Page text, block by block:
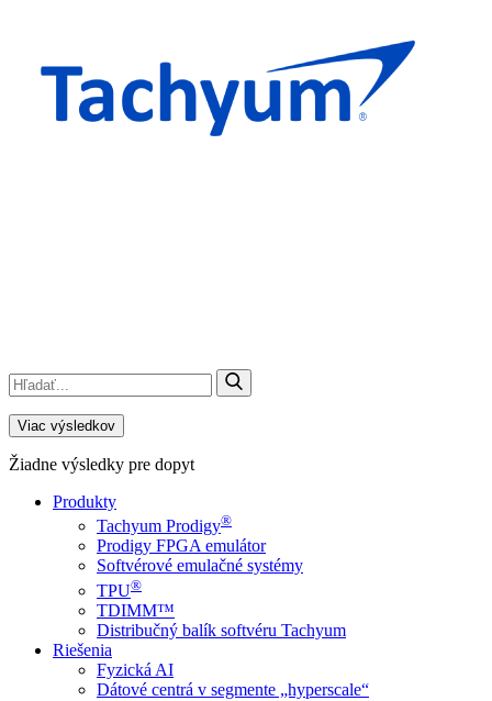
Viac výsledkov
Žiadne výsledky pre dopyt
Produkty
Tachyum Prodigy®
Prodigy FPGA emulátor
Softvérové emulačné systémy
TPU®
TDIMM™
Distribučný balík softvéru Tachyum
Riešenia
Fyzická AI
Dátové centrá v segmente „hyperscale“